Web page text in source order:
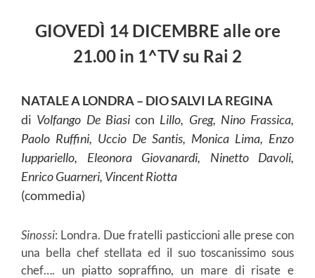
GIOVEDÌ 14 DICEMBRE alle ore
21.00 in 1^TV su Rai 2
NATALE A LONDRA – DIO SALVI LA REGINA
di Volfango De Biasi con Lillo, Greg, Nino Frassica,
Paolo Ruffini, Uccio De Santis, Monica Lima, Enzo
Iuppariello, Eleonora Giovanardi, Ninetto Davoli,
Enrico Guarneri, Vincent Riotta
(commedia)
Sinossi: Londra. Due fratelli pasticcioni alle prese con
una bella chef stellata ed il suo toscanissimo sous
chef…. un piatto sopraffino, un mare di risate e